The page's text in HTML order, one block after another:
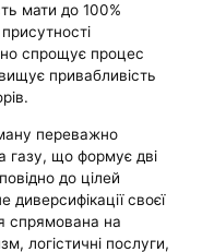
мати до 100%
спрощує процес
привабливість
переважно
газу, що формує дві
до цілей
диверсифікації своєї
спрямована на
логістичні послуги,